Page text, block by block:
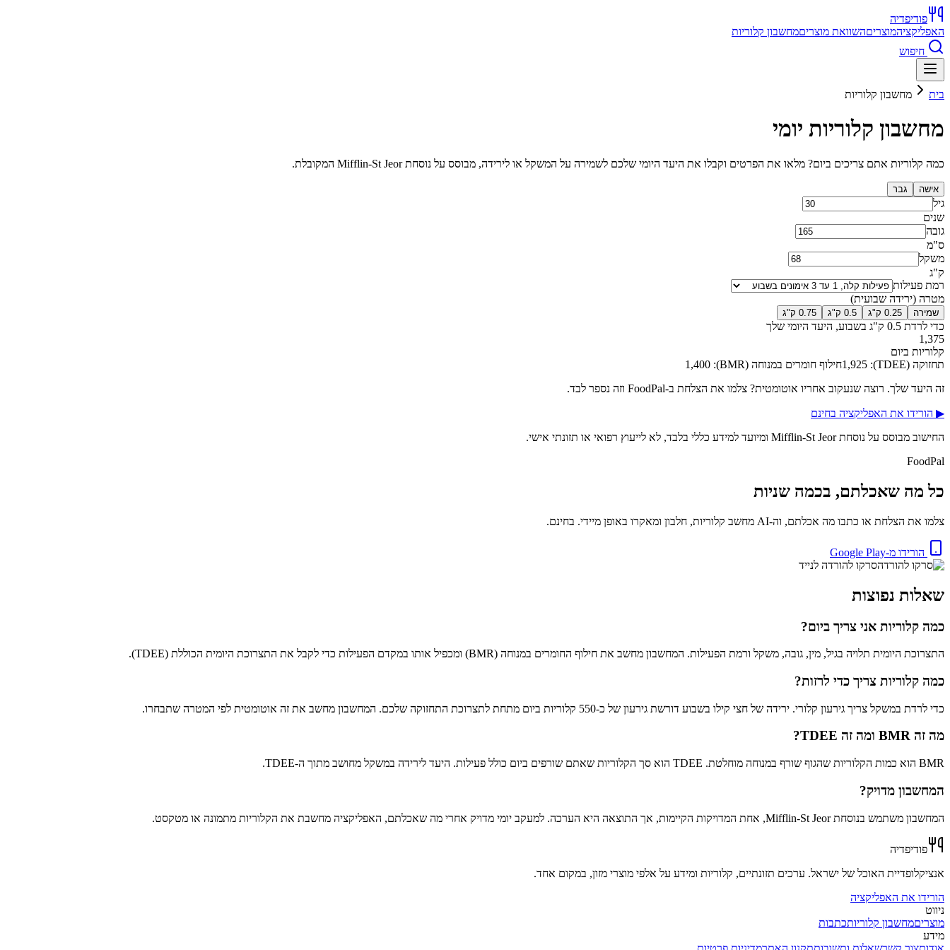
פודיפדיה
האפליקציהמוצריםהשוואת מוצריםמחשבון קלוריות
חיפוש
בית מחשבון קלוריות
מחשבון קלוריות יומי
כמה קלוריות אתם צריכים ביום? מלאו את הפרטים וקבלו את היעד היומי שלכם לשמירה על המשקל או לירידה, מבוסס על נוסחת Mifflin-St Jeor המקובלת.
אישה גבר
גיל
שנים
גובה
ס"מ
משקל
ק"ג
רמת פעילות
מטרה (ירידה שבועית)
שמירה 0.25 ק"ג 0.5 ק"ג 0.75 ק"ג
כדי לרדת 0.5 ק"ג בשבוע, היעד היומי שלך
1,375
קלוריות ביום
תחזוקה (TDEE):
1,925חילוף חומרים במנוחה (BMR):
1,400
זה היעד שלך. רוצה שנעקוב אחריו אוטומטית? צלמו את הצלחת ב-FoodPal וזה נספר לבד.
▶ הורידו את האפליקציה בחינם
החישוב מבוסס על נוסחת Mifflin-St Jeor ומיועד למידע כללי בלבד, לא לייעוץ רפואי או תזונתי אישי.
FoodPal
כל מה שאכלתם, בכמה שניות
צלמו את הצלחת או כתבו מה אכלתם, וה-AI מחשב קלוריות, חלבון ומאקרו באופן מיידי. בחינם.
הורידו מ-Google Play
סרקו להורדה לנייד
שאלות נפוצות
כמה קלוריות אני צריך ביום?
התצרוכת היומית תלויה בגיל, מין, גובה, משקל ורמת הפעילות. המחשבון מחשב את חילוף החומרים במנוחה (BMR) ומכפיל אותו במקדם הפעילות כדי לקבל את התצרוכת היומית הכוללת (TDEE).
כמה קלוריות צריך כדי לרזות?
כדי לרדת במשקל צריך גירעון קלורי. ירידה של חצי קילו בשבוע דורשת גירעון של כ-550 קלוריות ביום מתחת לתצרוכת התחזוקה שלכם. המחשבון מחשב את זה אוטומטית לפי המטרה שתבחרו.
מה זה BMR ומה זה TDEE?
BMR הוא כמות הקלוריות שהגוף שורף במנוחה מוחלטת. TDEE הוא סך הקלוריות שאתם שורפים ביום כולל פעילות. היעד לירידה במשקל מחושב מתוך ה-TDEE.
המחשבון מדויק?
המחשבון משתמש בנוסחת Mifflin-St Jeor, אחת המדויקות הקיימות, אך התוצאה היא הערכה. למעקב יומי מדויק אחרי מה שאכלתם, האפליקציה מחשבת את הקלוריות מתמונה או מטקסט.
פודיפדיה
אנציקלופדיית האוכל של ישראל. ערכים תזונתיים, קלוריות ומידע על אלפי מוצרי מזון, במקום אחד.
הורידו את האפליקציה
ניווט
מוצריםמחשבון קלוריותכתבות
מידע